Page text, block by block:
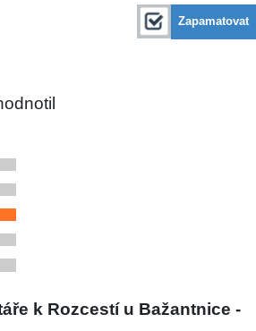
Zapamatovat
k Rozcestí u Bažantnice -